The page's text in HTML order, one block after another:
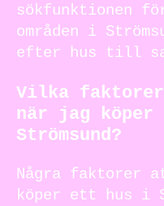
sökfunktionen
områden i
efter hus till
Vilka faktorer
när jag
Strömsund?
Några faktorer
köper ett hus i